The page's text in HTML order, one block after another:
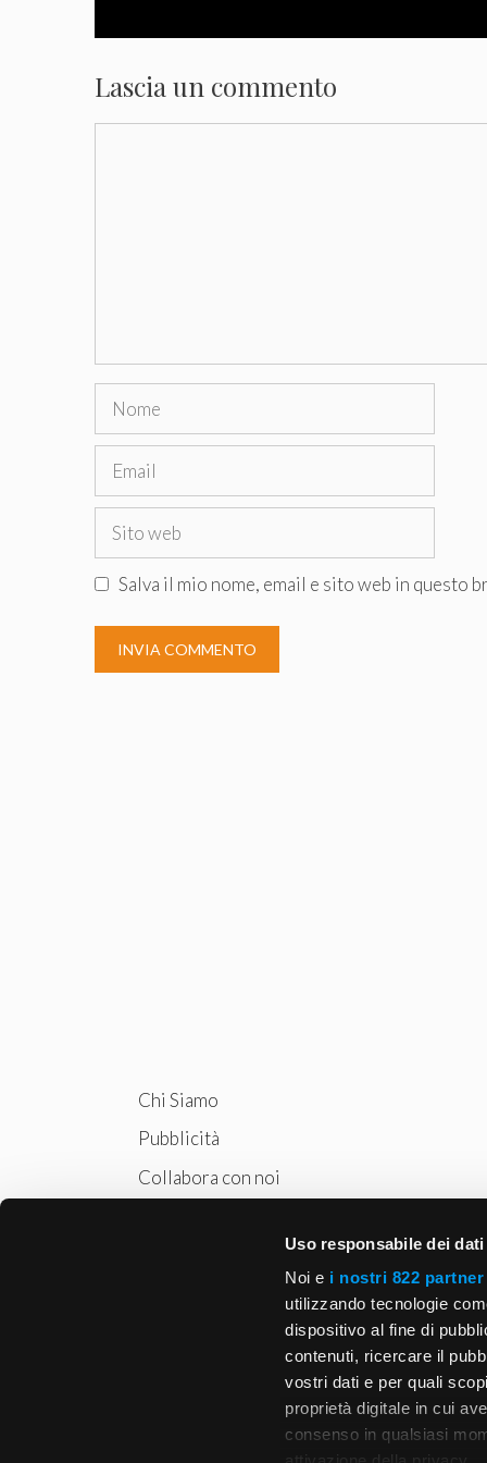
Uso responsabile dei dati
Noi e i nostri 822 partner
utilizzando tecnologie
dispositivo al fine di
contenuti, ricercare il
vostri dati e per quali
proprietà digitale in cui
consenso in qualsiasi
Lascia un commento
Nome
Email
Sito
Salva il mio nome, email e sito web in questo
Chi Siamo
Pubblicità
Collabora con noi